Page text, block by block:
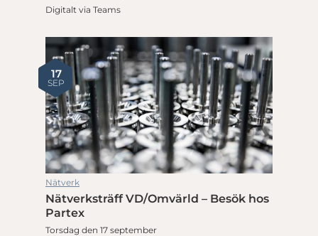
Digitalt via Teams
17
SEP
Nätverk
Nätverksträff VD/Omvärld – Besök hos
Partex
Torsdag den 17 september